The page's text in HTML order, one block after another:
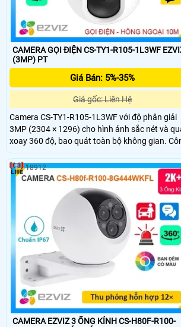
CAMERA GỌI ĐIỆN CS-TY1-R105-1L3WF
(3MP) PT
Giá Bán: 5%-35%
Giá gốc: Liên Hệ
Camera CS-TY1-R105-1L3WF với độ phân giải
3MP (2304 × 1296) cho hình ảnh sắc nét và
xoay 360 độ, bao quát toàn bộ không gian.
nghệ nén H.265 giúp tiết kiệm băng thông, tích
hợp AI phát hiện và theo dõi chuyển động
minh. Ngoài ra, camera hỗ trợ thẻ nhớ lên đến
512GB, đàm thoại hai chiều với micro và loa
hợp, cùng hồng ngoại 10m giúp quan sát rõ
cả trong đêm.
CAMERA EZVIZ 3 ỐNG KÍNH CS-H80F-R100-
18912